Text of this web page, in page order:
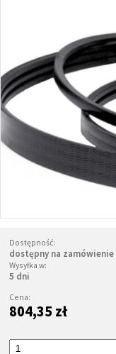
Dostępność:
dostępny na zamówienie
Wysyłka w:
5 dni
Cena:
804,35 zł